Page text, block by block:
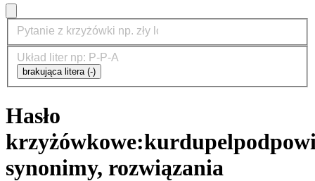
brakująca litera (-)
Hasło
krzyżówkowe:kurdupel
synonimy, rozwiązania